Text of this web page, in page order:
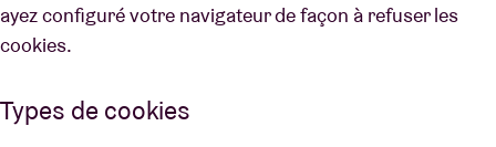
ayez configuré votre navigateur de façon à refuser les
cookies.
Types de cookies